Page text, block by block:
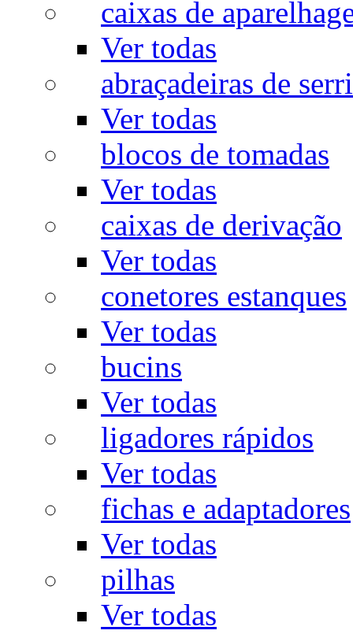
caixas de
Ver todas
abraçadeiras de
Ver todas
blocos de tomadas
Ver todas
caixas de derivação
Ver todas
conetores estanques
Ver todas
bucins
Ver todas
ligadores rápidos
Ver todas
fichas e adaptadores
Ver todas
pilhas
Ver todas